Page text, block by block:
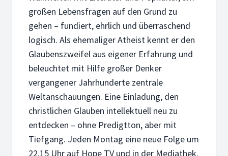
großen Lebensfragen auf den Grund zu
gehen – fundiert, ehrlich und überraschend
logisch. Als ehemaliger Atheist kennt er den
Glaubenszweifel aus eigener Erfahrung und
beleuchtet mit Hilfe großer Denker
vergangener Jahrhunderte zentrale
Weltanschauungen. Eine Einladung, den
christlichen Glauben intellektuell neu zu
entdecken – ohne Predigtton, aber mit
Tiefgang. Jeden Montag eine neue Folge um
22.15 Uhr auf Hope TV und in der Mediathek.